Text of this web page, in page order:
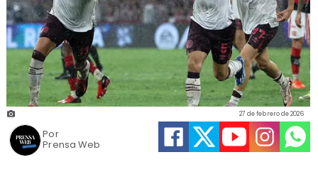
Prensa Web
27 de febrero de 2026
Por